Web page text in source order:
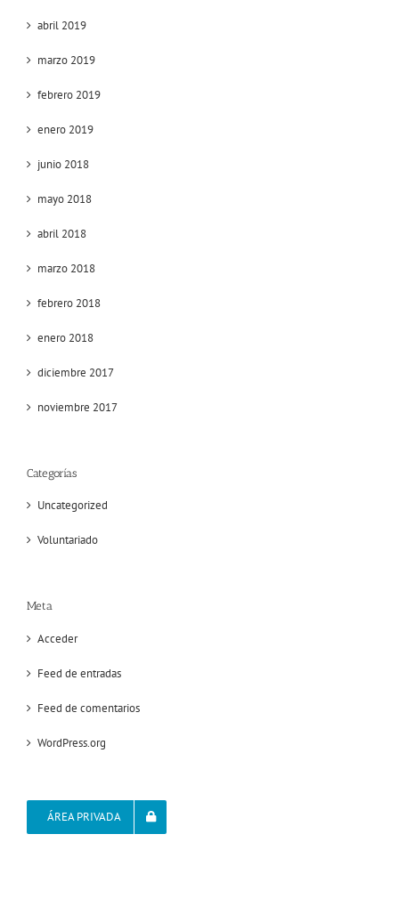
abril 2019
marzo 2019
febrero 2019
enero 2019
junio 2018
mayo 2018
abril 2018
marzo 2018
febrero 2018
enero 2018
diciembre 2017
noviembre 2017
Categorías
Uncategorized
Voluntariado
Meta
Acceder
Feed de entradas
Feed de comentarios
WordPress.org
ÁREA PRIVADA